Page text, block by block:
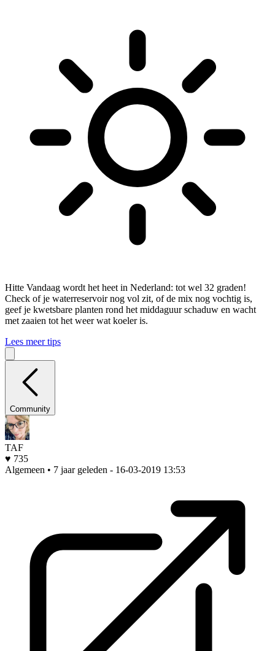
Hitte Vandaag wordt het heet in Nederland: tot wel 32 graden!
Check of je waterreservoir nog vol zit, of de mix nog vochtig is,
geef je kwetsbare planten rond het middaguur schaduw en wacht
met zaaien tot het weer wat koeler is.
Lees meer tips
Community
TAF
♥ 735
Algemeen • 7 jaar geleden - 16-03-2019 13:53